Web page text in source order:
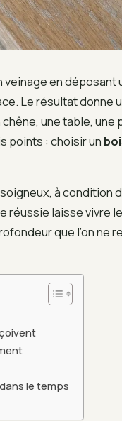
en déposant
Le résultat donne
une table,
points : choisir un
à condition
réussie laisse vivre
que l’on ne
le temps